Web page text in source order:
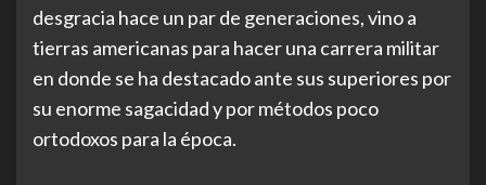
desgracia hace un par de generaciones, vino a
tierras americanas para hacer una carrera militar
en donde se ha destacado ante sus superiores por
su enorme sagacidad y por métodos poco
ortodoxos para la época.